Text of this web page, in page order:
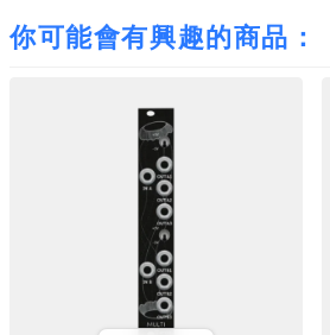
你可能會有興趣的商品：